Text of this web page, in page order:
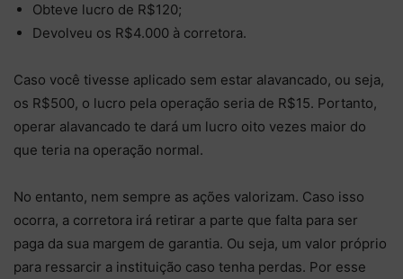
Obteve lucro de R$120;
Devolveu os R$4.000 à corretora.
Caso você tivesse aplicado sem estar alavancado, ou seja,
os R$500, o lucro pela operação seria de R$15. Portanto,
operar alavancado te dará um lucro oito vezes maior do
que teria na operação normal.
No entanto, nem sempre as ações valorizam. Caso isso
ocorra, a corretora irá retirar a parte que falta para ser
paga da sua margem de garantia. Ou seja, um valor próprio
para ressarcir a instituição caso tenha perdas. Por esse